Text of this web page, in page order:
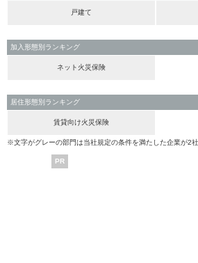
戸建て
加入形態別ランキング
ネット火災保険
居住形態別ランキング
賃貸向け火災保険
※文字がグレーの部門は当社規定の条件を満たした企業が2
PR